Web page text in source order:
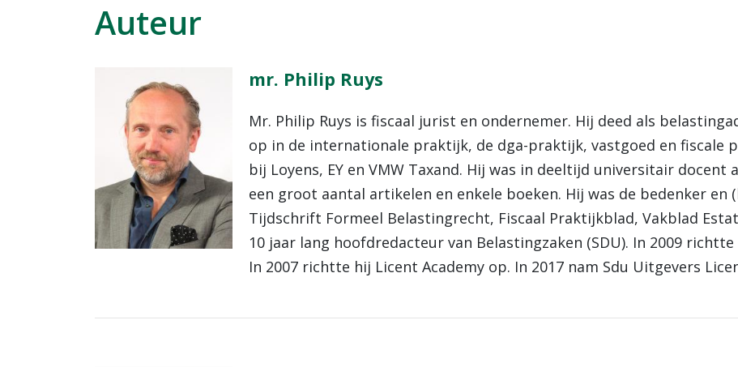
Auteur
mr. Philip Ruys
Mr. Philip Ruys is fiscaal jurist en ondernemer. Hij deed als
op in de internationale praktijk, de dga-praktijk, vastgoed en fiscale
bij Loyens, EY en VMW Taxand. Hij was in deeltijd universitair
een groot aantal artikelen en enkele boeken. Hij was de bedenker
Tijdschrift Formeel Belastingrecht, Fiscaal Praktijkblad, Vakblad
10 jaar lang hoofdredacteur van Belastingzaken (SDU). In 2009
In 2007 richtte hij Licent Academy op. In 2017 nam Sdu Uitgevers